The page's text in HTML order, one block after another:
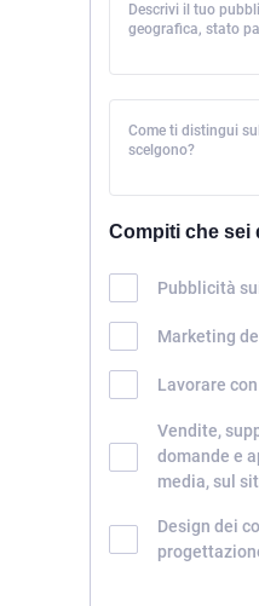
Descrivi il tuo
geografica, stato
Come ti distingui
scelgono?
Compiti che sei
Pubblicità
Marketing
Lavorare
Vendite,
domande e
media, sul
Design dei